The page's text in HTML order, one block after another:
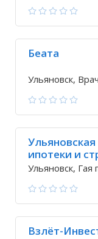
Беата
Ульяновск,
ипотеки и
Ульяновск, Гая
Взлёт-